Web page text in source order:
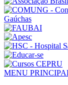
MENU